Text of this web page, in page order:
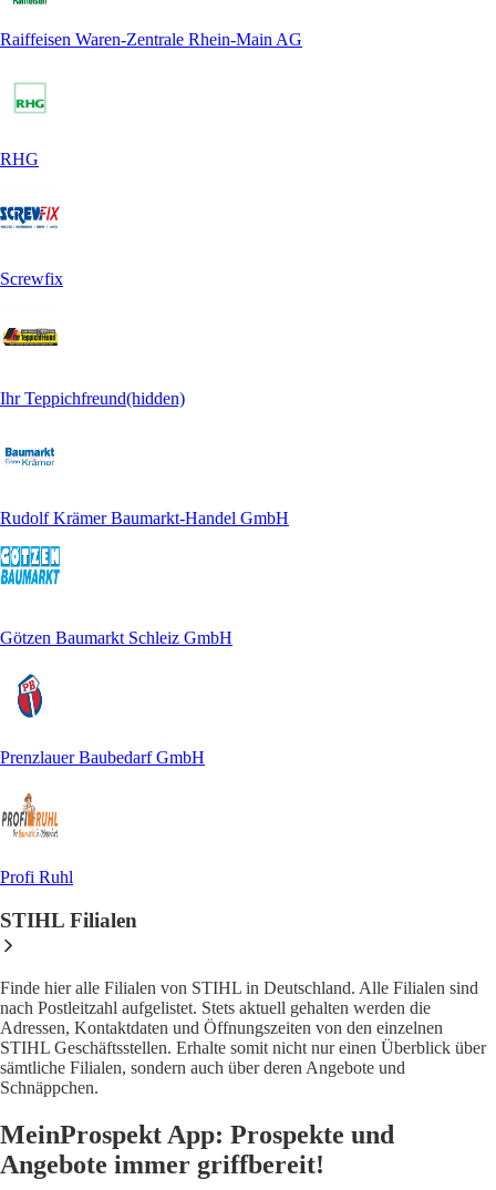
Raiffeisen Waren-Zentrale Rhein-Main AG
RHG
Screwfix
Ihr Teppichfreund(hidden)
Rudolf Krämer Baumarkt-Handel GmbH
Götzen Baumarkt Schleiz GmbH
Prenzlauer Baubedarf GmbH
Profi Ruhl
STIHL Filialen
Finde hier alle Filialen von STIHL in Deutschland. Alle Filialen sind
nach Postleitzahl aufgelistet. Stets aktuell gehalten werden die
Adressen, Kontaktdaten und Öffnungszeiten von den einzelnen
STIHL Geschäftsstellen. Erhalte somit nicht nur einen Überblick über
sämtliche Filialen, sondern auch über deren Angebote und
Schnäppchen.
MeinProspekt App: Prospekte und
Angebote immer griffbereit!